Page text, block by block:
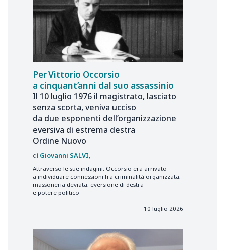
Per Vittorio Occorsio
a cinquant’anni dal suo assassinio
Il 10 luglio 1976 il magistrato, lasciato
senza scorta, veniva ucciso
da due esponenti dell’organizzazione
eversiva di estrema destra
Ordine Nuovo
Giovanni SALVI
Attraverso le sue indagini, Occorsio era arrivato
a individuare connessioni fra criminalità organizzata,
massoneria deviata, eversione di destra
e potere politico
10 luglio 2026